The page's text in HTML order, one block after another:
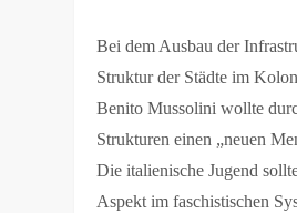
Bei dem Ausbau der
Struktur der Städte im
Benito Mussolini wollte
Strukturen einen „neuen
Die italienische Jugend
Aspekt im faschistischen